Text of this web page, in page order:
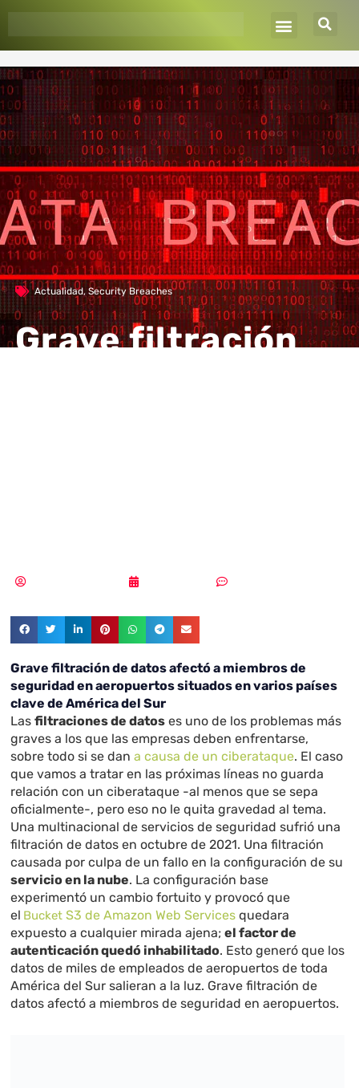
Actualidad, Security Breaches
Grave filtración
Grave filtración de datos afectó a miembros de
seguridad en aeropuertossituados en varios países
clave de América del Sur
Lasfiltraciones de datos es uno de los problemas más
graves a los que las empresas deben enfrentarse,
sobre todo si se dana causa de un ciberataque. El caso
que vamos a tratar en las próximas líneas no guarda
relación con un ciberataque -al menos que se sepa
oficialmente-, pero eso no le quita gravedad al tema.
Una multinacional de servicios de seguridad sufrió una
filtración de datos en octubre de 2021. Una filtración
causada por culpa de un fallo en la configuración de su
servicio en la nube. La configuración base
experimentó un cambio fortuito y provocó que
el Bucket S3 de Amazon Web Services quedara
expuesto a cualquier mirada ajena;el factor de
autenticación quedó inhabilitado. Esto generó que los
datos de miles de empleados de aeropuertos de toda
América del Sur salieran a la luz. Grave filtración de
datos afectó a miembros de seguridad en aeropuertos.